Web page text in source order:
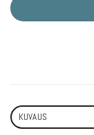
KUVAUS